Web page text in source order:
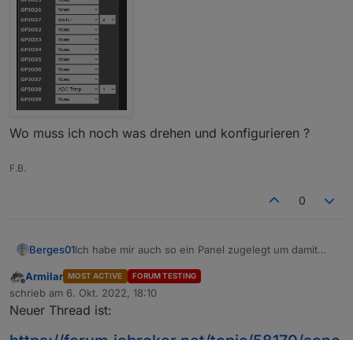
Wo muss ich noch was drehen und konfigurieren ?
F.B.
0
Berges01Ich habe mir auch so ein Panel zugelegt um damit
ersetzen.
Mit Tasmota habe ich das auch geflascht bekommen
(Nur Tasmota das Display ist noch Original).
Jetzt zu dem was ich nicht hinbekomme!
Ich möchte den Reglerausgang im MQTT sehen.
Die beiden Ausgänge :
Offline
Armilar MOST ACTIVE FORUM TESTING
schrieb am 6. Okt. 2022, 18:10
zuletzt editiert von
Neuer Thread ist: